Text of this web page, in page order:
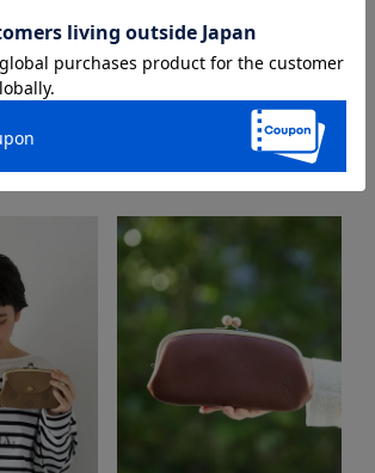
オススメの商品はこちら